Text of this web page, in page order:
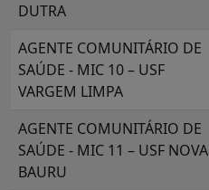
DUTRA
AGENTE COMUNITÁRIO DE
SAÚDE - MIC 10 – USF
VARGEM LIMPA
AGENTE COMUNITÁRIO DE
SAÚDE - MIC 11 – USF NOVA
BAURU